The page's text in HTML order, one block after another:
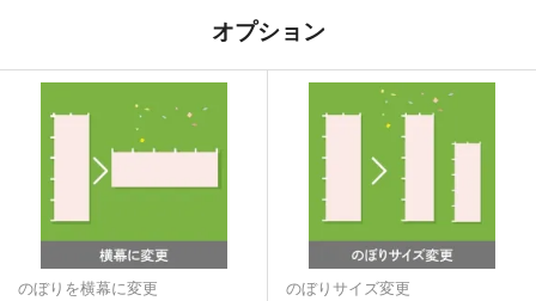
オプション
のぼりを横幕に変更 のぼりサイズ変更